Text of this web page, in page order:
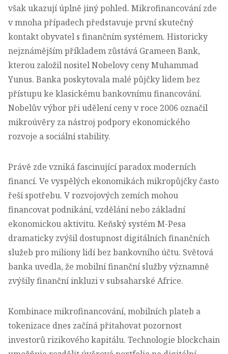
však ukazují úplně jiný pohled. Mikrofinancování zde
v mnoha případech představuje první skutečný
kontakt obyvatel s finančním systémem. Historicky
nejznámějším příkladem zůstává Grameen Bank,
kterou založil nositel Nobelovy ceny Muhammad
Yunus. Banka poskytovala malé půjčky lidem bez
přístupu ke klasickému bankovnímu financování.
Nobelův výbor při udělení ceny v roce 2006 označil
mikroúvěry za nástroj podpory ekonomického
rozvoje a sociální stability.
Právě zde vzniká fascinující paradox moderních
financí. Ve vyspělých ekonomikách mikropůjčky často
řeší spotřebu. V rozvojových zemích mohou
financovat podnikání, vzdělání nebo základní
ekonomickou aktivitu. Keňský systém M-Pesa
dramaticky zvýšil dostupnost digitálních finančních
služeb pro miliony lidí bez bankovního účtu. Světová
banka uvedla, že mobilní finanční služby významně
zvýšily finanční inkluzi v subsaharské Africe.
Kombinace mikrofinancování, mobilních plateb a
tokenizace dnes začíná přitahovat pozornost
investorů rizikového kapitálu. Technologie blockchain